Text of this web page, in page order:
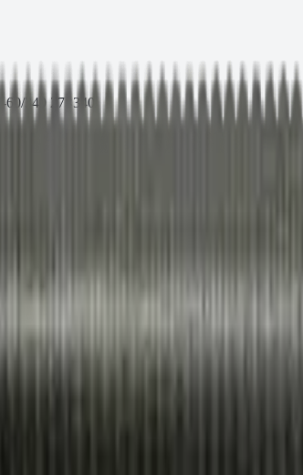
340 27×340
5.8) M27-60/340 27×340
текущей партии.